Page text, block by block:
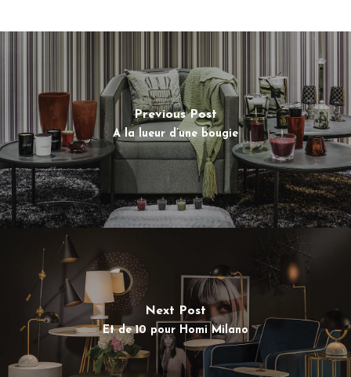
Previous Post
A la lueur d’une bougie
Next Post
Et de 10 pour Homi Milano